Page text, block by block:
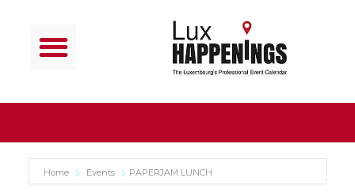
Home Events PAPERJAM LUNCH